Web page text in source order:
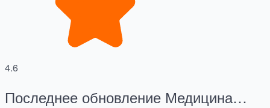
4.6
Последнее обновление Медицина